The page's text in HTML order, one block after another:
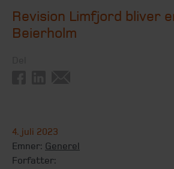
Revision Limfjord bliver
Beierholm
4. juli 2023
Emner: Generel
Forfatter: